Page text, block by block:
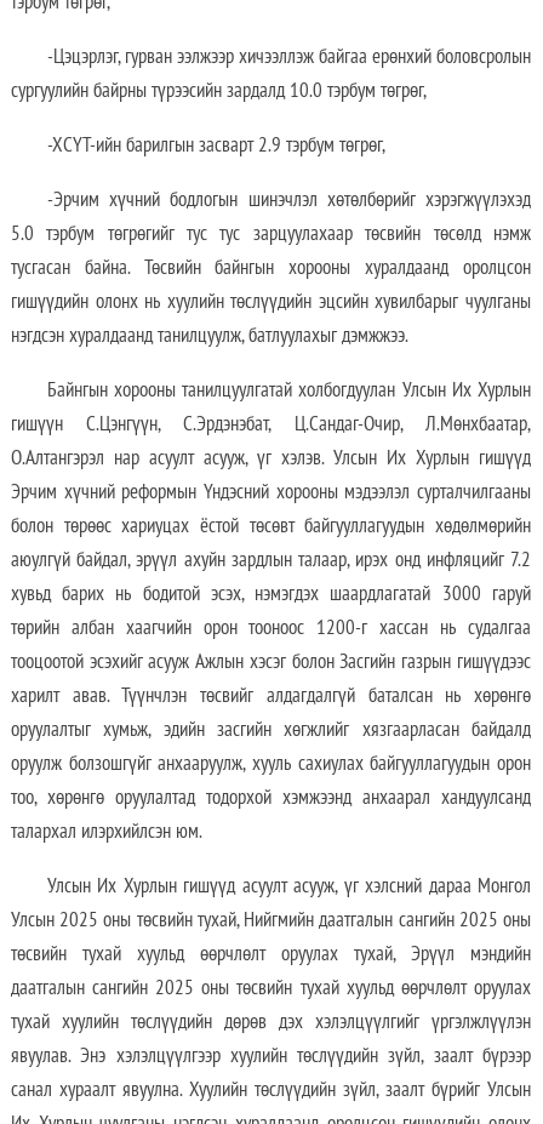
-Цэцэрлэг, гурван ээлжээр хичээллэж байгаа ерөнхий боловсролын
сургуулийн байрны түрээсийн зардалд 10.0 тэрбум төгрөг,
-ХСҮТ-ийн барилгын засварт 2.9 тэрбум төгрөг,
-Эрчим хүчний бодлогын шинэчлэл хөтөлбөрийг хэрэгжүүлэхэд
5.0 тэрбум төгрөгийг тус тус зарцуулахаар төсвийн төсөлд нэмж
тусгасан байна. Төсвийн байнгын хорооны хуралдаанд оролцсон
гишүүдийн олонх нь хуулийн төслүүдийн эцсийн хувилбарыг чуулганы
нэгдсэн хуралдаанд танилцуулж, батлуулахыг дэмжжээ.
Байнгын хорооны танилцуулгатай холбогдуулан Улсын Их Хурлын
гишүүн С.Цэнгүүн, С.Эрдэнэбат, Ц.Сандаг-Очир, Л.Мөнхбаатар,
О.Алтангэрэл нар асуулт асууж, үг хэлэв. Улсын Их Хурлын гишүүд
Эрчим хүчний реформын Үндэсний хорооны мэдээлэл сурталчилгааны
болон төрөөс хариуцах ёстой төсөвт байгууллагуудын хөдөлмөрийн
аюулгүй байдал, эрүүл ахуйн зардлын талаар, ирэх онд инфляцийг 7.2
хувьд барих нь бодитой эсэх, нэмэгдэх шаардлагатай 3000 гаруй
төрийн албан хаагчийн орон тооноос 1200-г хассан нь судалгаа
тооцоотой эсэхийг асууж Ажлын хэсэг болон Засгийн газрын гишүүдээс
харилт авав. Түүнчлэн төсвийг алдагдалгүй баталсан нь хөрөнгө
оруулалтыг хумьж, эдийн засгийн хөгжлийг хязгаарласан байдалд
оруулж болзошгүйг анхааруулж, хууль сахиулах байгууллагуудын орон
тоо, хөрөнгө оруулалтад тодорхой хэмжээнд анхаарал хандуулсанд
талархал илэрхийлсэн юм.
Улсын Их Хурлын гишүүд асуулт асууж, үг хэлсний дараа Монгол
Улсын 2025 оны төсвийн тухай, Нийгмийн даатгалын сангийн 2025 оны
төсвийн тухай хуульд өөрчлөлт оруулах тухай, Эрүүл мэндийн
даатгалын сангийн 2025 оны төсвийн тухай хуульд өөрчлөлт оруулах
тухай хуулийн төслүүдийн дөрөв дэх хэлэлцүүлгийг үргэлжлүүлэн
явуулав. Энэ хэлэлцүүлгээр хуулийн төслүүдийн зүйл, заалт бүрээр
санал хураалт явуулна. Хуулийн төслүүдийн зүйл, заалт бүрийг Улсын